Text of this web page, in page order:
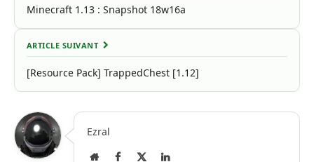
Minecraft 1.13 : Snapshot 18w16a
ARTICLE SUIVANT
[Resource Pack] TrappedChest [1.12]
Ezral
Site
Facebook
X
LinkedIn